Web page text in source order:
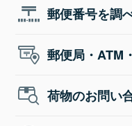
郵便番号を調
郵便局・ATM
荷物のお問い